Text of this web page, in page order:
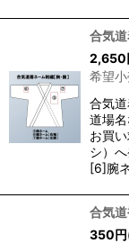
合気道
2,650
希望
合気
道場
お買
シ）
[6]腕
合気
350円